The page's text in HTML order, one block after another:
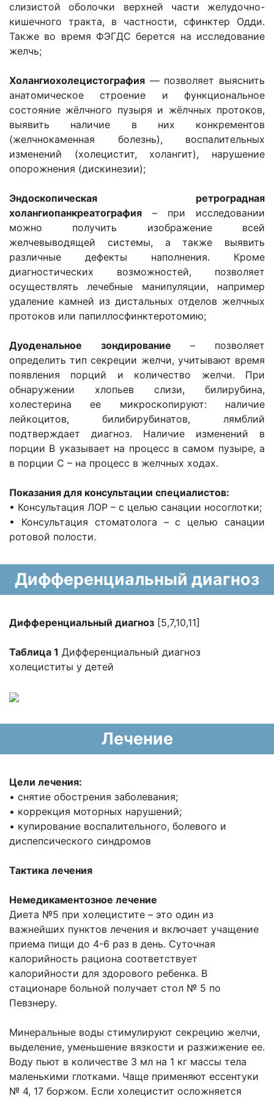
слизистой оболочки верхней части желудочно-
кишечного тракта, в частности, сфинктер Одди.
Также во время ФЭГДС берется на исследование
желчь;
Холангиохолецистография — позволяет выяснить
анатомическое строение и функциональное
состояние жёлчного пузыря и жёлчных протоков,
выявить наличие в них конкрементов
(желчнокаменная болезнь), воспалительных
изменений (холецистит, холангит), нарушение
опорожнения (дискинезии);
Эндоскопическая ретроградная
холангиопанкреатография – при исследовании
можно получить изображение всей
желчевыводящей системы, а также выявить
различные дефекты наполнения. Кроме
диагностических возможностей, позволяет
осуществлять лечебные манипуляции, например
удаление камней из дистальных отделов желчных
протоков или папиллосфинктеротомию;
Дуоденальное зондирование – позволяет
определить тип секреции желчи, учитывают время
появления порций и количество желчи. При
обнаружении хлопьев слизи, билирубина,
холестерина ее микроскопируют: наличие
лейкоцитов, билибирубинатов, лямблий
подтверждает диагноз. Наличие изменений в
порции В указывает на процесс в самом пузыре, а
в порции С – на процесс в желчных ходах.
Показания для консультации специалистов:
• Консультация ЛОР – с целью санации носоглотки;
• Консультация стоматолога – с целью санации
ротовой полости.
Дифференциальный диагноз
Дифференциальный диагноз [5,7,10,11]
Таблица 1 Дифференциальный диагноз
холециститы у детей
Лечение
Цели лечения:
• снятие обострения заболевания;
• коррекция моторных нарушений;
• купирование воспалительного, болевого и
диспепсического синдромов
Тактика лечения
Немедикаментозное лечение
Диета №5 при холецистите – это один из
важнейших пунктов лечения и включает учащение
приема пищи до 4-6 раз в день. Суточная
калорийность рациона соответствует
калорийности для здорового ребенка. В
стационаре больной получает стол № 5 по
Певзнеру.
Минеральные воды стимулируют секрецию желчи,
выделение, уменьшение вязкости и разжижение ее.
Воду пьют в количестве 3 мл на 1 кг массы тела
маленькими глотками. Чаще применяют ессентуки
№ 4, 17 боржом. Если холецистит осложняется